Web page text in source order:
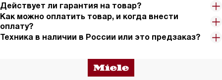
Действует ли гарантия на товар?
Как можно оплатить товар, и когда внести
оплату?
Техника в наличии в России или это предзаказ?